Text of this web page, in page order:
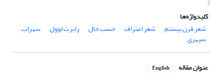
کلیدواژه‌ها
شعر قرن بیستم
شعر اعتراف حسب‏ حال رابرت لووِل سهراب
سپهری
عنوان مقاله English